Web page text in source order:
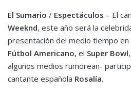
El Sumario / Espectáculos – El
Weeknd, este año será la
presentación del medio tiempo en
Fútbol Americano, el Super Bowl
algunos medios rumorean-
cantante española Rosalía.